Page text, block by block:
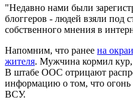
"Недавно нами были
блоггеров - людей взяли под
собственного мнения в
Напомним, что ранее на
жителя. Мужчина кормил кур,
В штабе ООС отрицают
информацию о том, что
ВСУ.